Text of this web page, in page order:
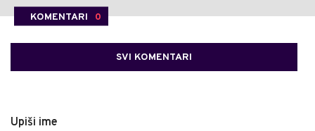
KOMENTARI 0
SVI KOMENTARI
Upiši ime